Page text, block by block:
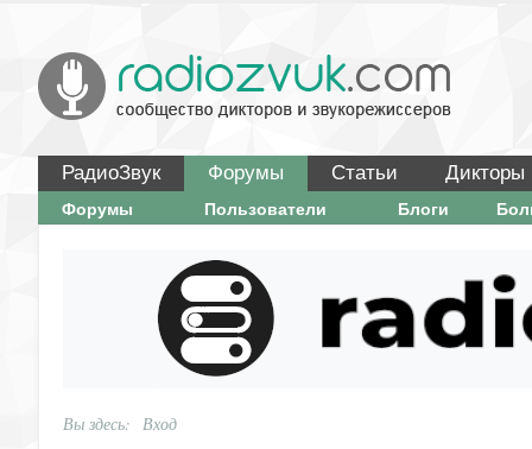
РадиоЗвук Форумы Статьи Дикторы
Форумы Пользователи Блоги
Вы здесь: Вход